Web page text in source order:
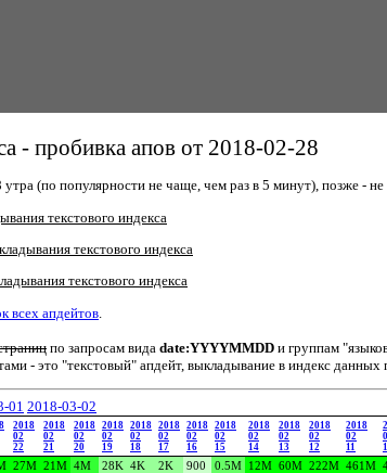
- пробивка апов от 2018-02-28
(по популярности не чаще, чем раз в 5 минут), позже -
текстового индекса
текстового индекса
текстового индекса
всех апдейтов
по запросам вида date:YYYYMMDD и группам
- это "текстовый" апдейт, выкладывание в индекс данных
01 2018-03-02
2018
02
22
2018
02
21
2018
02
20
2018
02
19
2018
02
18
2018
02
17
2018
02
16
2018
02
15
2018
02
14
2018
02
13
2018
02
12
2018
02
11
27M 21M 4M 28K 4K 2K 900 0.5M 12M 60M 222M 461M